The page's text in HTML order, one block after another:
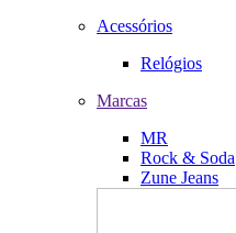
Acessórios
Relógios
Marcas
MR
Rock & Soda
Zune Jeans